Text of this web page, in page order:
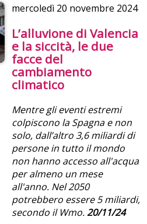
mercoledì 20 novembre 2024
L’alluvione di Valencia
e la siccità, le due
facce del
cambiamento
climatico
Mentre gli eventi estremi
colpiscono la Spagna e non
solo, dall’altro 3,6 miliardi di
persone in tutto il mondo
non hanno accesso all'acqua
per almeno un mese
all'anno. Nel 2050
potrebbero essere 5 miliardi,
secondo il Wmo.20/11/24